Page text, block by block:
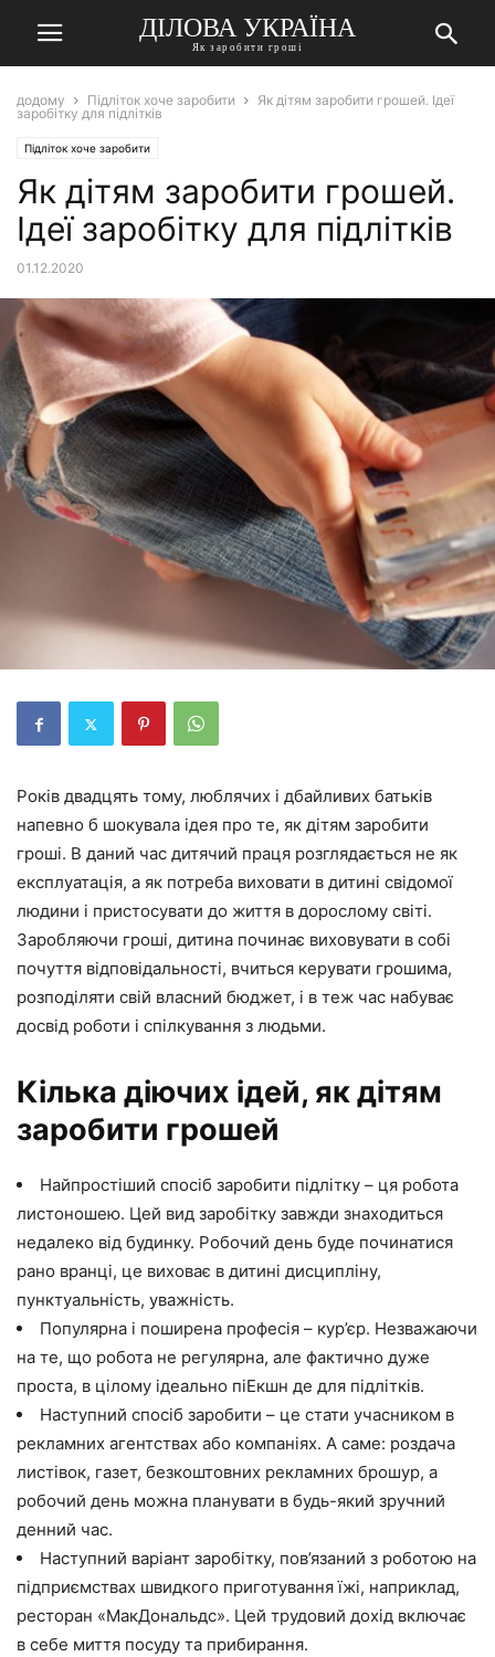
ДІЛОВА УКРАЇНА
Як заробити гроші
додому Підліток хоче заробити
Як дітям заробити грошей. Ідеї
заробітку для підлітків
Підліток хоче заробити
Як дітям заробити грошей.
Ідеї заробітку для підлітків
01.12.2020
Років двадцять тому, люблячих і дбайливих батьків
напевно б шокувала ідея про те, як дітям заробити
гроші. В даний час дитячий праця розглядається не як
експлуатація, а як потреба виховати в дитині свідомої
людини і пристосувати до життя в дорослому світі.
Заробляючи гроші, дитина починає виховувати в собі
почуття відповідальності, вчиться керувати грошима,
розподіляти свій власний бюджет, і в теж час набуває
досвід роботи і спілкування з людьми.
Кілька діючих ідей, як дітям
заробити грошей
Найпростіший спосіб заробити підлітку – ця робота
листоношею. Цей вид заробітку завжди знаходиться
недалеко від будинку. Робочий день буде починатися
рано вранці, це виховає в дитині дисципліну,
пунктуальність, уважність.
Популярна і поширена професія – кур’єр. Незважаючи
на те, що робота не регулярна, але фактично дуже
проста, в цілому ідеально піЕкшн де для підлітків.
Наступний спосіб заробити – це стати учасником в
рекламних агентствах або компаніях. А саме: роздача
листівок, газет, безкоштовних рекламних брошур, а
робочий день можна планувати в будь-який зручний
денний час.
Наступний варіант заробітку, пов’язаний з роботою на
підприємствах швидкого приготування їжі, наприклад,
ресторан «МакДональдс». Цей трудовий дохід включає
в себе миття посуду та прибирання.